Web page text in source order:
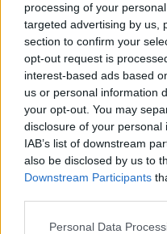
processing of your
targeted advertising by us,
section to confirm your
opt-out request is
interest-based ads based
us or personal information
your opt-out. You may
disclosure of your
IAB’s list of downstream
also be disclosed by us to
Downstream Participants
Personal Data
ΤΕΛΕΥΤΑΙΑ
Χ. Παπαδημήτριου
παρούσα φάση δεν